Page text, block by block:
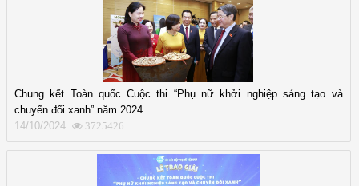
Chung kết Toàn quốc Cuộc thi “Phụ nữ khởi nghiệp sáng tạo và
chuyển đổi xanh” năm 2024
14/10/2024
3725426